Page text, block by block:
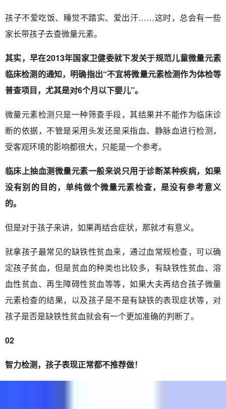
孩子不爱吃饭、睡觉不踏实、爱出汗……这时，总会有一些
家长带孩子去查微量元素。
其实，早在2013年国家卫健委就下发关于规范儿童微量元素
临床检测的通知，明确指出“不宜将微量元素检测作为体检等
普查项目，尤其是对6个月以下婴儿”。
微量元素检测只是一种筛查手段，其结果并不能作为临床诊
断的依据，不管是采用头发还是采指血、静脉血进行检测，
受客观环境的影响都很大，只能是一个参考。
临床上抽血测微量元素一般来说只用于诊断某种疾病，如果
没有别的目的，单纯做个微量元素检查，是没有参考意义
的。
但是对于孩子来讲，如果再结合症状，那就才有意义。
就拿孩子最常见的缺铁性贫血来，通过血常规检查，可以确
定孩子贫血，但是贫血的种类也比较多，有缺铁性贫血、溶
血性贫血、再生障碍性贫血等等，如果大夫再结合孩子微量
元素检查的结果，以及孩子是不是有缺铁的表现症状等，对
孩子是否是缺铁性贫血就会有一个更加准确的判断了。
02
智力检测，孩子表现正常都不推荐做！